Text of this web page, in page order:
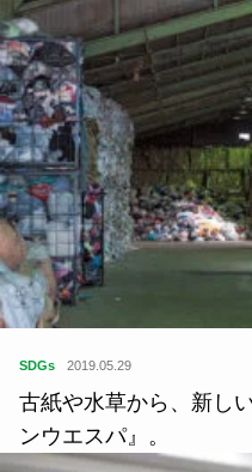
SDGs 2019.05.29
古紙や水草から、新し
ンウエスパ』。